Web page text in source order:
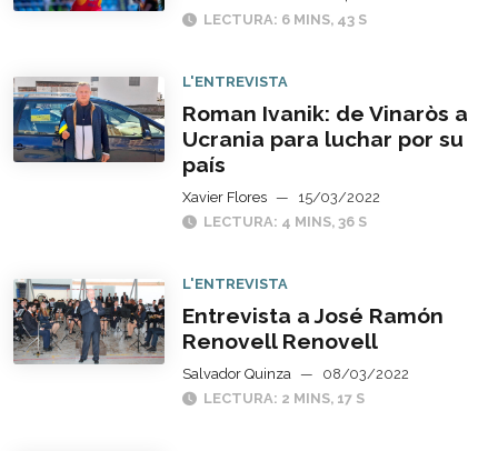
LECTURA: 6 MINS, 43 S
L'ENTREVISTA
Roman Ivanik: de Vinaròs a
Ucrania para luchar por su
país
Xavier Flores —
15/03/2022
LECTURA: 4 MINS, 36 S
L'ENTREVISTA
Entrevista a José Ramón
Renovell Renovell
Salvador Quinza —
08/03/2022
LECTURA: 2 MINS, 17 S